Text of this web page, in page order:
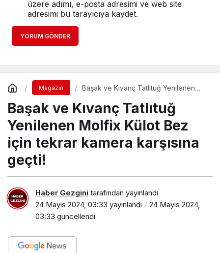
üzere adımı, e-posta adresimi ve web site
adresimi bu tarayıcıya kaydet.
YORUM GÖNDER
Magazin
Başak ve Kıvanç Tatlıtuğ Yenilenen
karşısına geçti!
Başak ve Kıvanç Tatlıtuğ
Yenilenen Molfix Külot Bez
için tekrar kamera karşısına
geçti!
Haber Gezgini tarafından yayınlandı
24 Mayıs 2024, 03:33 yayınlandı
24 Mayıs 2024,
03:33 güncellendi